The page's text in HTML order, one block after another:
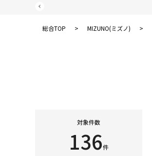
総合TOP > MIZUNO(ミズノ) >
対象件数
136件